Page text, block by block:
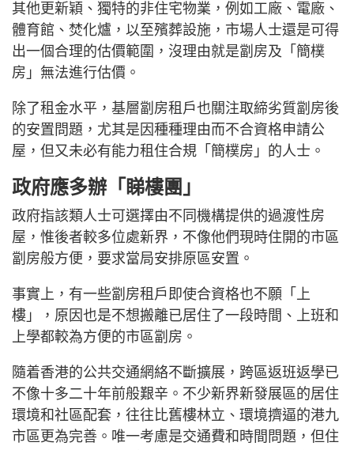
其他更新穎、獨特的非住宅物業，例如工廠、電廠、
體育館、焚化爐，以至殯葬設施，市場人士還是可得
出一個合理的估價範圍，沒理由就是劏房及「簡樸
房」無法進行估價。
除了租金水平，基層劏房租戶也關注取締劣質劏房後
的安置問題，尤其是因種種理由而不合資格申請公
屋，但又未必有能力租住合規「簡樸房」的人士。
政府應多辦「睇樓團」
政府指該類人士可選擇由不同機構提供的過渡性房
屋，惟後者較多位處新界，不像他們現時住開的市區
劏房般方便，要求當局安排原區安置。
事實上，有一些劏房租戶即使合資格也不願「上
樓」，原因也是不想搬離已居住了一段時間、上班和
上學都較為方便的市區劏房。
隨着香港的公共交通網絡不斷擴展，跨區返班返學已
不像十多二十年前般艱辛。不少新界新發展區的居住
環境和社區配套，往往比舊樓林立、環境擠逼的港九
市區更為完善。唯一考慮是交通費和時間問題，但住